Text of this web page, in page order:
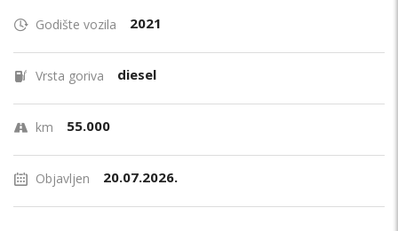
Godište vozila 2021
Vrsta goriva diesel
km 55.000
Objavljen 20.07.2026.